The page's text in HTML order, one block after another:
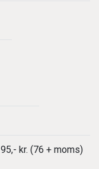
95,- kr. (76 + moms)